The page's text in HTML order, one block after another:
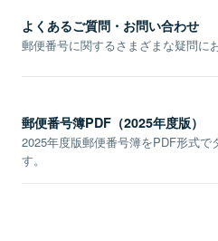
よくあるご質問・お問い合わせ
郵便番号に関するさまざまな疑問に
郵便番号簿PDF（2025年度版）
2025年度版郵便番号簿をPDF形式で
す。